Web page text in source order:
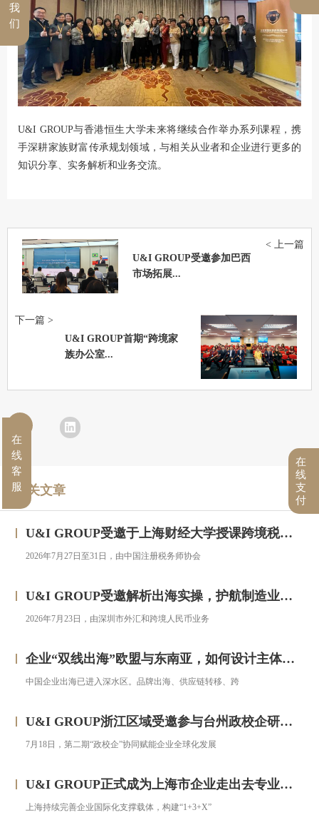
U&I GROUP与香港恒生大学未来将继续合作举办系列课程，携
手深耕家族财富传承规划领域，与相关从业者和企业进行更多的
知识分享、实务解析和业务交流。
U&I GROUP受邀参加巴西
市场拓展...
< 上一篇
U&I GROUP首期“跨境家
族办公室...
下一篇 >
相关文章
U&I GROUP受邀于上海财经大学授课跨境税务合规与高净值人群财务税务服务专题研修班
2026年7月27日至31日，由中国注册税务师协会
U&I GROUP受邀解析出海实操，护航制造业企业汇率风险管理
2026年7月23日，由深圳市外汇和跨境人民币业务
企业“双线出海”欧盟与东南亚，如何设计主体架构？——对话汇智集团
中国企业出海已进入深水区。品牌出海、供应链转移、跨
U&I GROUP浙江区域受邀参与台州政校企研修班，助力浙企搭建跨境投资合规框架
7月18日，第二期“政校企”协同赋能企业全球化发展
U&I GROUP正式成为上海市企业走出去专业服务联盟成员
上海持续完善企业国际化支撑载体，构建“1+3+X”
我
们
在
线
客
服
在
线
支
付